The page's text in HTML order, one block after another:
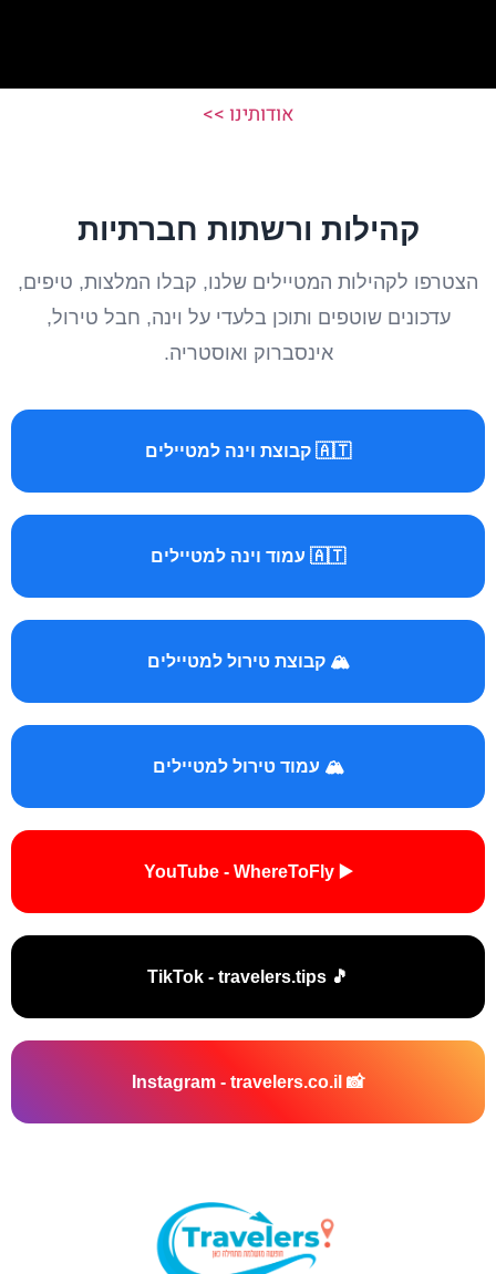
אודותינו >>
קהילות ורשתות חברתיות
הצטרפו לקהילות המטיילים שלנו, קבלו המלצות, טיפים,
עדכונים שוטפים ותוכן בלעדי על וינה, חבל טירול,
אינסברוק ואוסטריה.
🇦🇹 קבוצת וינה למטיילים
🇦🇹 עמוד וינה למטיילים
🏔️ קבוצת טירול למטיילים
🏔️ עמוד טירול למטיילים
▶️ YouTube - WhereToFly
🎵 TikTok - travelers.tips
📸 Instagram - travelers.co.il